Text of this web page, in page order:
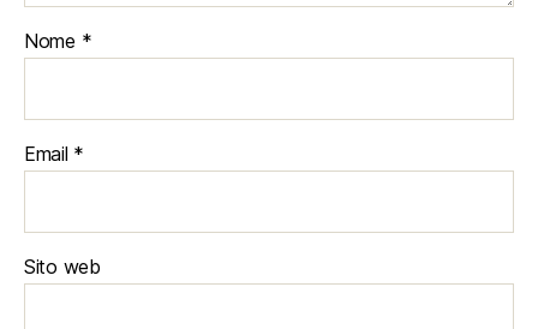
Nome *
Email *
Sito web